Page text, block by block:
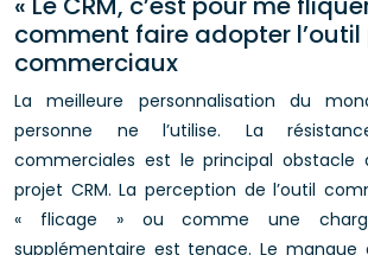
comment faire adopter l’outil
commerciaux
La meilleure personnalisation du
personne ne l’utilise. La
commerciales est le principal obstacle
projet CRM. La perception de l’outil
« flicage » ou comme une
supplémentaire est tenace. Le manque